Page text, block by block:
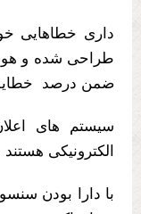
داری خطاهایی
طراحی شده و
ضمن درصد
سیستم های
الکترونیکی هستند
با دارا بودن